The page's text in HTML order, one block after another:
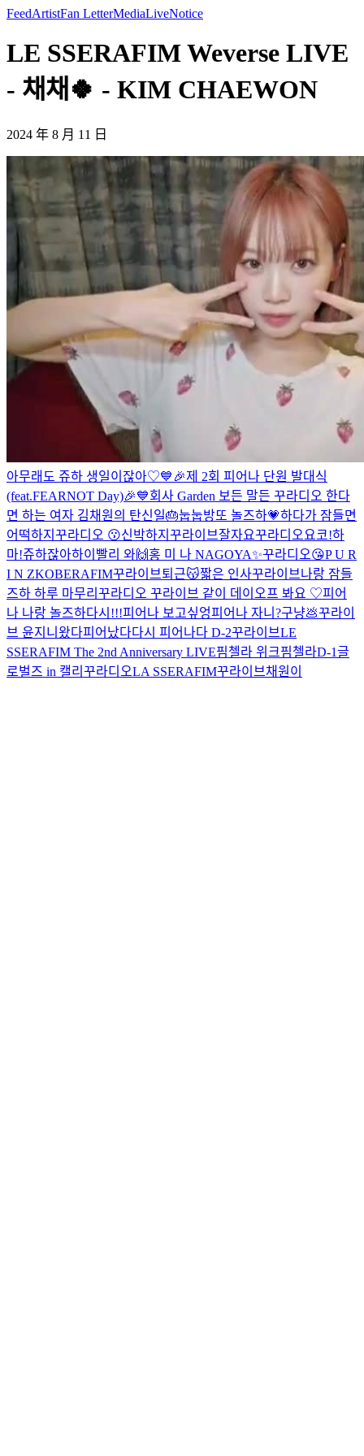
FeedArtistFan LetterMediaLiveNotice
LE SSERAFIM Weverse LIVE
- 채채🍀 - KIM CHAEWON
2024 年 8 月 11 日
아무래도 쥬하 생일이잖아♡💙🎉제 2회 피어나 단원 발대식
(feat.FEARNOT Day)🎉💙회사 Garden 보든 말든 꾸라디오 한다
면 하는 여자 김채원의 탄신일🎂눕눕방또 놀즈하💗하다가 잠들면
어떡하지 꾸라디오 😗신박하지 꾸라이브잘자요꾸라디오 요코!하
마!쥬하잖아하이 빨리 와🙌홍 미 나 NAGOYA✨️꾸라디오😘P U R
I N ZKOBERAFIM꾸라이브퇴근😽짧은 인사꾸라이브나랑 잠들
즈하 하루 마무리 꾸라디오 꾸라이브 같이 데이오프 봐요 ♡피어
나 나랑 놀즈하다시!!!피어나 보고싶엉피어나 자니?구냥💩꾸라이
브 윤지니왔다피어났다다시 피어나다 D-2꾸라이브LE
SSERAFIM The 2nd Anniversary LIVE핌첼라 위크핌첼라D-1글
로벌즈 in 캘리 꾸라디오LA SSERAFIM꾸라이브채원이